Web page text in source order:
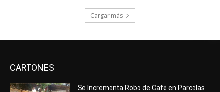
Cargar más
CARTONES
Se Incrementa Robo de Café en Parcelas